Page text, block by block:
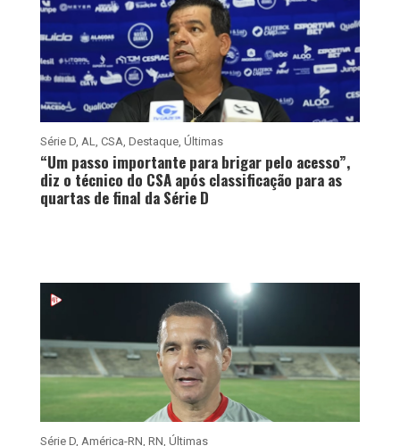
Série D, AL, CSA, Destaque, Últimas
“Um passo importante para brigar pelo acesso”,
diz o técnico do CSA após classificação para as
quartas de final da Série D
Série D, América-RN, RN, Últimas